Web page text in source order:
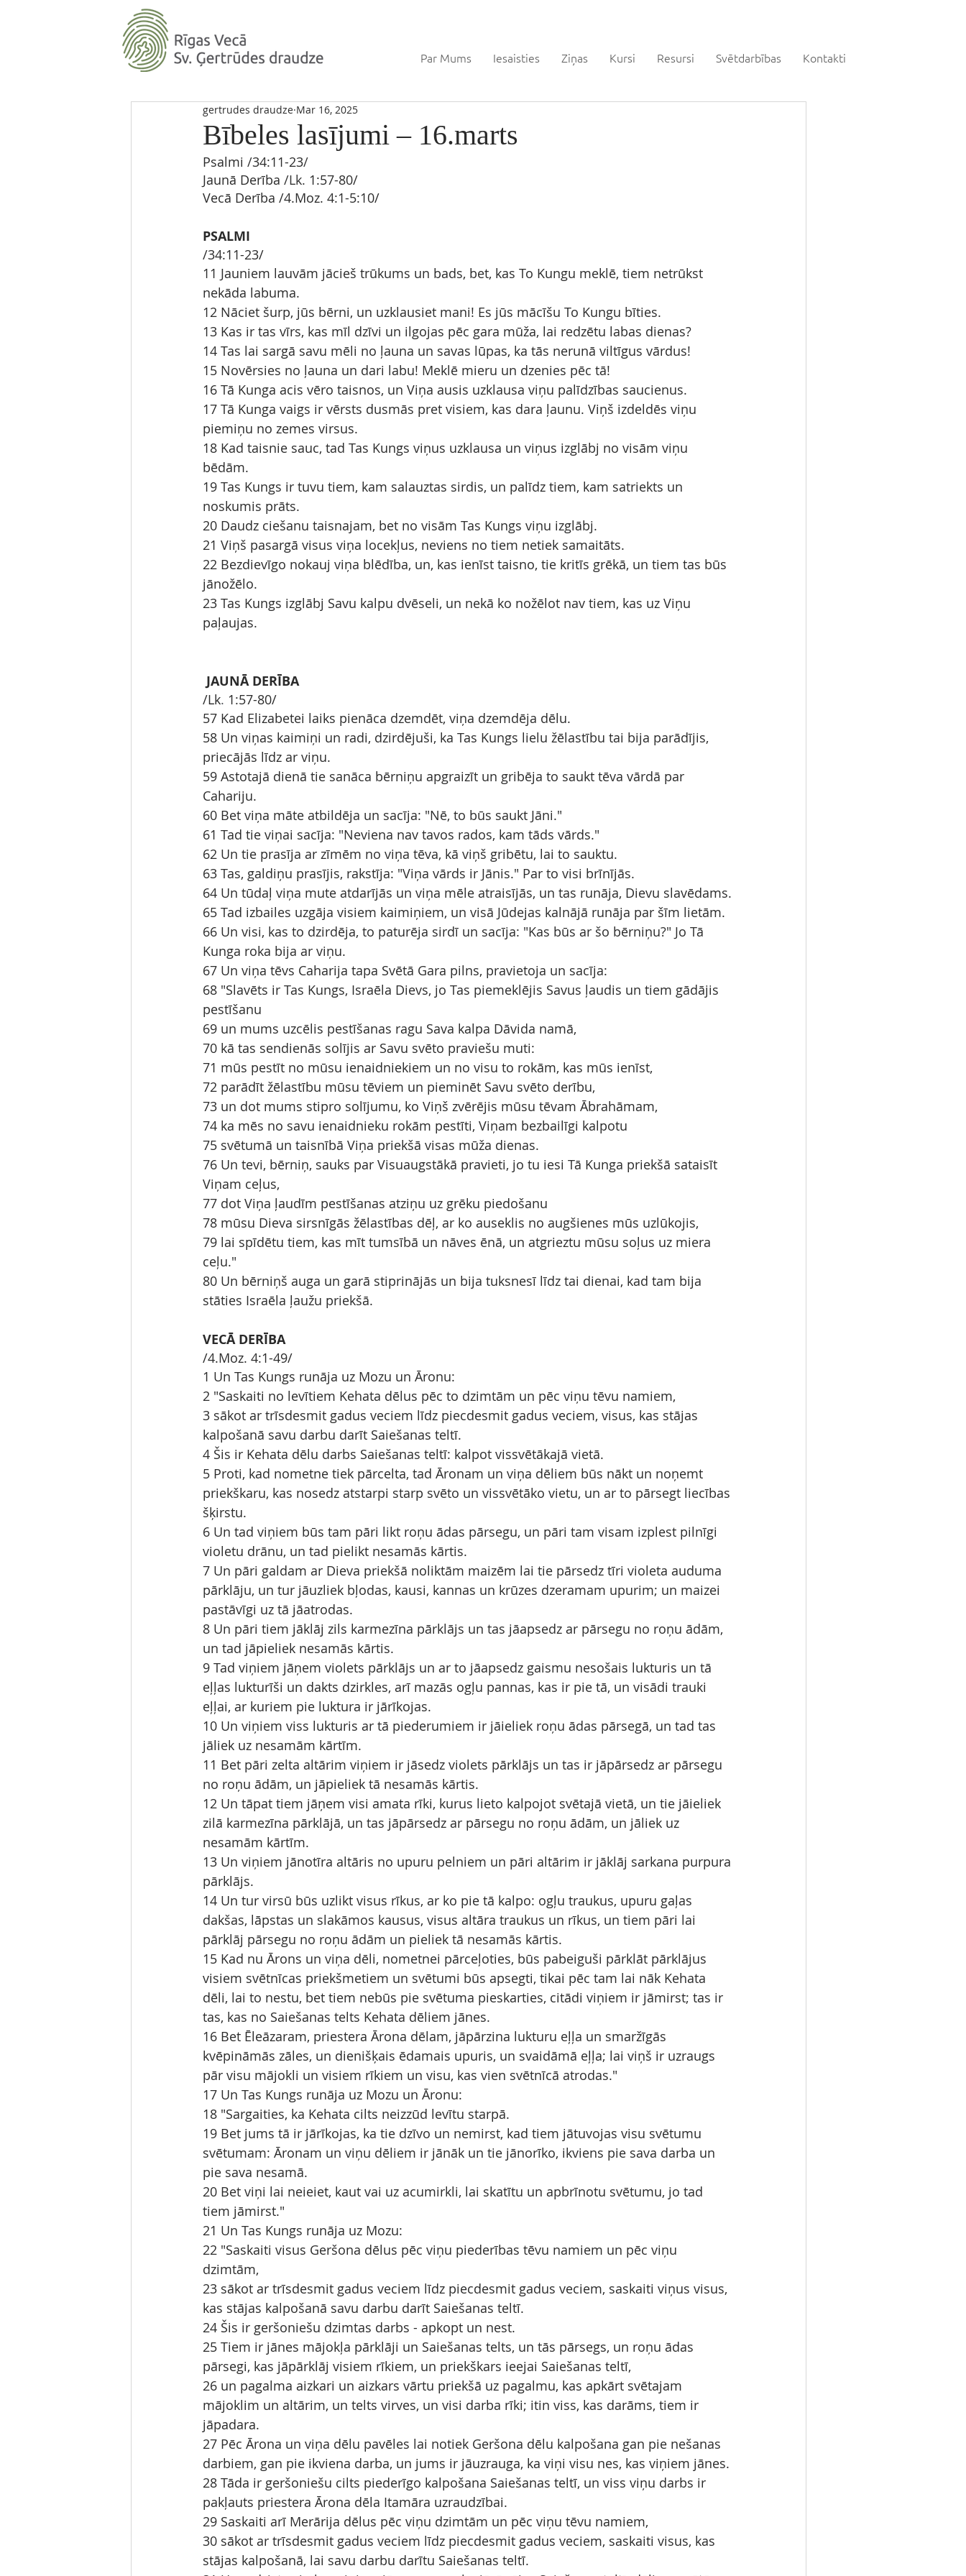
Par Mums Iesaisties Ziņas Kursi Resursi Svētdarbības Kontakti
Bībeles lasījumi – 16.marts
gertrudes draudze Mar 16, 2025
Psalmi /34:11-23/
Jaunā Derība /Lk. 1:57-80/
Vecā Derība /4.Moz. 4:1-5:10/
PSALMI
/34:11-23/
11 Jauniem lauvām jācieš trūkums un bads, bet, kas To Kungu meklē, tiem netrūkst
nekāda labuma.
12 Nāciet šurp, jūs bērni, un uzklausiet mani! Es jūs mācīšu To Kungu bīties.
13 Kas ir tas vīrs, kas mīl dzīvi un ilgojas pēc gara mūža, lai redzētu labas dienas?
14 Tas lai sargā savu mēli no ļauna un savas lūpas, ka tās nerunā viltīgus vārdus!
15 Novērsies no ļauna un dari labu! Meklē mieru un dzenies pēc tā!
16 Tā Kunga acis vēro taisnos, un Viņa ausis uzklausa viņu palīdzības saucienus.
17 Tā Kunga vaigs ir vērsts dusmās pret visiem, kas dara ļaunu. Viņš izdeldēs viņu
piemiņu no zemes virsus.
18 Kad taisnie sauc, tad Tas Kungs viņus uzklausa un viņus izglābj no visām viņu
bēdām.
19 Tas Kungs ir tuvu tiem, kam salauztas sirdis, un palīdz tiem, kam satriekts un
noskumis prāts.
20 Daudz ciešanu taisnajam, bet no visām Tas Kungs viņu izglābj.
21 Viņš pasargā visus viņa locekļus, neviens no tiem netiek samaitāts.
22 Bezdievīgo nokauj viņa blēdība, un, kas ienīst taisno, tie kritīs grēkā, un tiem tas būs
jānožēlo.
23 Tas Kungs izglābj Savu kalpu dvēseli, un nekā ko nožēlot nav tiem, kas uz Viņu
paļaujas.
JAUNĀ DERĪBA
/Lk. 1:57-80/
57 Kad Elizabetei laiks pienāca dzemdēt, viņa dzemdēja dēlu.
58 Un viņas kaimiņi un radi, dzirdējuši, ka Tas Kungs lielu žēlastību tai bija parādījis,
priecājās līdz ar viņu.
59 Astotajā dienā tie sanāca bērniņu apgraizīt un gribēja to saukt tēva vārdā par
Cahariju.
60 Bet viņa māte atbildēja un sacīja: "Nē, to būs saukt Jāni."
61 Tad tie viņai sacīja: "Neviena nav tavos rados, kam tāds vārds."
62 Un tie prasīja ar zīmēm no viņa tēva, kā viņš gribētu, lai to sauktu.
63 Tas, galdiņu prasījis, rakstīja: "Viņa vārds ir Jānis." Par to visi brīnījās.
64 Un tūdaļ viņa mute atdarījās un viņa mēle atraisījās, un tas runāja, Dievu slavēdams.
65 Tad izbailes uzgāja visiem kaimiņiem, un visā Jūdejas kalnājā runāja par šīm lietām.
66 Un visi, kas to dzirdēja, to paturēja sirdī un sacīja: "Kas būs ar šo bērniņu?" Jo Tā
Kunga roka bija ar viņu.
67 Un viņa tēvs Caharija tapa Svētā Gara pilns, pravietoja un sacīja:
68 "Slavēts ir Tas Kungs, Israēla Dievs, jo Tas piemeklējis Savus ļaudis un tiem gādājis
pestīšanu
69 un mums uzcēlis pestīšanas ragu Sava kalpa Dāvida namā,
70 kā tas sendienās solījis ar Savu svēto praviešu muti:
71 mūs pestīt no mūsu ienaidniekiem un no visu to rokām, kas mūs ienīst,
72 parādīt žēlastību mūsu tēviem un pieminēt Savu svēto derību,
73 un dot mums stipro solījumu, ko Viņš zvērējis mūsu tēvam Ābrahāmam,
74 ka mēs no savu ienaidnieku rokām pestīti, Viņam bezbailīgi kalpotu
75 svētumā un taisnībā Viņa priekšā visas mūža dienas.
76 Un tevi, bērniņ, sauks par Visuaugstākā pravieti, jo tu iesi Tā Kunga priekšā sataisīt
Viņam ceļus,
77 dot Viņa ļaudīm pestīšanas atziņu uz grēku piedošanu
78 mūsu Dieva sirsnīgās žēlastības dēļ, ar ko auseklis no augšienes mūs uzlūkojis,
79 lai spīdētu tiem, kas mīt tumsībā un nāves ēnā, un atgrieztu mūsu soļus uz miera
ceļu."
80 Un bērniņš auga un garā stiprinājās un bija tuksnesī līdz tai dienai, kad tam bija
stāties Israēla ļaužu priekšā.
VECĀ DERĪBA
/4.Moz. 4:1-49/
1 Un Tas Kungs runāja uz Mozu un Āronu:
2 "Saskaiti no levītiem Kehata dēlus pēc to dzimtām un pēc viņu tēvu namiem,
3 sākot ar trīsdesmit gadus veciem līdz piecdesmit gadus veciem, visus, kas stājas
kalpošanā savu darbu darīt Saiešanas teltī.
4 Šis ir Kehata dēlu darbs Saiešanas teltī: kalpot vissvētākajā vietā.
5 Proti, kad nometne tiek pārcelta, tad Āronam un viņa dēliem būs nākt un noņemt
priekškaru, kas nosedz atstarpi starp svēto un vissvētāko vietu, un ar to pārsegt liecības
šķirstu.
6 Un tad viņiem būs tam pāri likt roņu ādas pārsegu, un pāri tam visam izplest pilnīgi
violetu drānu, un tad pielikt nesamās kārtis.
7 Un pāri galdam ar Dieva priekšā noliktām maizēm lai tie pārsedz tīri violeta auduma
pārklāju, un tur jāuzliek bļodas, kausi, kannas un krūzes dzeramam upurim; un maizei
pastāvīgi uz tā jāatrodas.
8 Un pāri tiem jāklāj zils karmezīna pārklājs un tas jāapsedz ar pārsegu no roņu ādām,
un tad jāpieliek nesamās kārtis.
9 Tad viņiem jāņem violets pārklājs un ar to jāapsedz gaismu nesošais lukturis un tā
eļļas lukturīši un dakts dzirkles, arī mazās ogļu pannas, kas ir pie tā, un visādi trauki
eļļai, ar kuriem pie luktura ir jārīkojas.
10 Un viņiem viss lukturis ar tā piederumiem ir jāieliek roņu ādas pārsegā, un tad tas
jāliek uz nesamām kārtīm.
11 Bet pāri zelta altārim viņiem ir jāsedz violets pārklājs un tas ir jāpārsedz ar pārsegu
no roņu ādām, un jāpieliek tā nesamās kārtis.
12 Un tāpat tiem jāņem visi amata rīki, kurus lieto kalpojot svētajā vietā, un tie jāieliek
zilā karmezīna pārklājā, un tas jāpārsedz ar pārsegu no roņu ādām, un jāliek uz
nesamām kārtīm.
13 Un viņiem jānotīra altāris no upuru pelniem un pāri altārim ir jāklāj sarkana purpura
pārklājs.
14 Un tur virsū būs uzlikt visus rīkus, ar ko pie tā kalpo: ogļu traukus, upuru gaļas
dakšas, lāpstas un slakāmos kausus, visus altāra traukus un rīkus, un tiem pāri lai
pārklāj pārsegu no roņu ādām un pieliek tā nesamās kārtis.
15 Kad nu Ārons un viņa dēli, nometnei pārceļoties, būs pabeiguši pārklāt pārklājus
visiem svētnīcas priekšmetiem un svētumi būs apsegti, tikai pēc tam lai nāk Kehata
dēli, lai to nestu, bet tiem nebūs pie svētuma pieskarties, citādi viņiem ir jāmirst; tas ir
tas, kas no Saiešanas telts Kehata dēliem jānes.
16 Bet Ēleāzaram, priestera Ārona dēlam, jāpārzina lukturu eļļa un smaržīgās
kvēpināmās zāles, un dienišķais ēdamais upuris, un svaidāmā eļļa; lai viņš ir uzraugs
pār visu mājokli un visiem rīkiem un visu, kas vien svētnīcā atrodas."
17 Un Tas Kungs runāja uz Mozu un Āronu:
18 "Sargaities, ka Kehata cilts neizzūd levītu starpā.
19 Bet jums tā ir jārīkojas, ka tie dzīvo un nemirst, kad tiem jātuvojas visu svētumu
svētumam: Āronam un viņu dēliem ir jānāk un tie jānorīko, ikviens pie sava darba un
pie sava nesamā.
20 Bet viņi lai neieiet, kaut vai uz acumirkli, lai skatītu un apbrīnotu svētumu, jo tad
tiem jāmirst."
21 Un Tas Kungs runāja uz Mozu:
22 "Saskaiti visus Geršona dēlus pēc viņu piederības tēvu namiem un pēc viņu
dzimtām,
23 sākot ar trīsdesmit gadus veciem līdz piecdesmit gadus veciem, saskaiti viņus visus,
kas stājas kalpošanā savu darbu darīt Saiešanas teltī.
24 Šis ir geršoniešu dzimtas darbs - apkopt un nest.
25 Tiem ir jānes mājokļa pārklāji un Saiešanas telts, un tās pārsegs, un roņu ādas
pārsegi, kas jāpārklāj visiem rīkiem, un priekškars ieejai Saiešanas teltī,
26 un pagalma aizkari un aizkars vārtu priekšā uz pagalmu, kas apkārt svētajam
mājoklim un altārim, un telts virves, un visi darba rīki; itin viss, kas darāms, tiem ir
jāpadara.
27 Pēc Ārona un viņa dēlu pavēles lai notiek Geršona dēlu kalpošana gan pie nešanas
darbiem, gan pie ikviena darba, un jums ir jāuzrauga, ka viņi visu nes, kas viņiem jānes.
28 Tāda ir geršoniešu cilts piederīgo kalpošana Saiešanas teltī, un viss viņu darbs ir
pakļauts priestera Ārona dēla Itamāra uzraudzībai.
29 Saskaiti arī Merārija dēlus pēc viņu dzimtām un pēc viņu tēvu namiem,
30 sākot ar trīsdesmit gadus veciem līdz piecdesmit gadus veciem, saskaiti visus, kas
stājas kalpošanā, lai savu darbu darītu Saiešanas teltī.